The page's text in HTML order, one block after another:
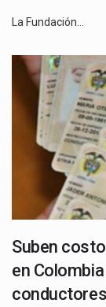
La Fundación…
Suben
en